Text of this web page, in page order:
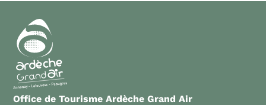
Office de Tourisme Ardèche Grand Air